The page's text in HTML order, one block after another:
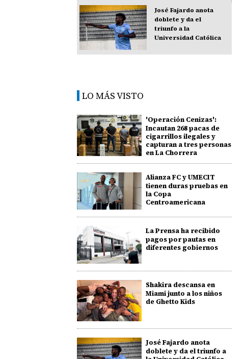
José Fajardo anota
doblete y da el
triunfo a la
Universidad Católica
LO MÁS VISTO
'Operación Cenizas':
Incautan 268 pacas de
cigarrillos ilegales y
capturan a tres personas
en La Chorrera
Alianza FC y UMECIT
tienen duras pruebas en
la Copa
Centroamericana
La Prensa ha recibido
pagos por pautas en
diferentes gobiernos
Shakira descansa en
Miami junto a los niños
de Ghetto Kids
José Fajardo anota
doblete y da el triunfo a